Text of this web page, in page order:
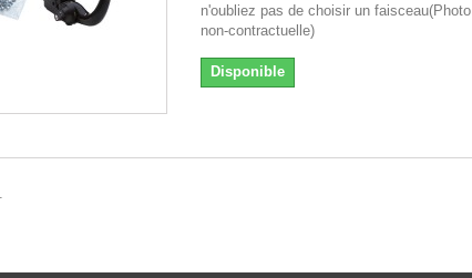
n'oubliez pas de choisir un faisceau(Photo
non-contractuelle)
Disponible